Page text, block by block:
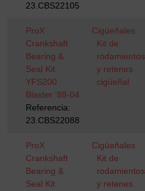
23.CBS22105
ProX
Crankshaft
Bearing &
Seal Kit
YFS200
Blaster '88-04
Referencia:
23.CBS22088
Cigüeñales
Kit de
rodamientos
y retenes
cigüeñal
ProX
Crankshaft
Bearing &
Seal Kit
Cigüeñales
Kit de
rodamientos
y retenes